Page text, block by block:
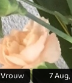
Vrouw 7